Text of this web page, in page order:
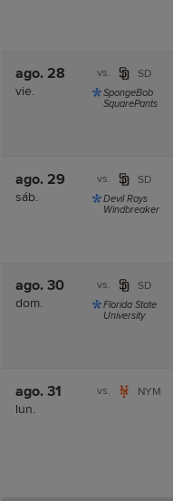
ago. 28
vie.
vs. SD
SpongeBob
SquarePants
ago. 29
sáb.
vs. SD
Devil Rays
Windbreaker
ago. 30
dom.
vs. SD
Florida State
University
ago. 31
lun.
vs. NYM